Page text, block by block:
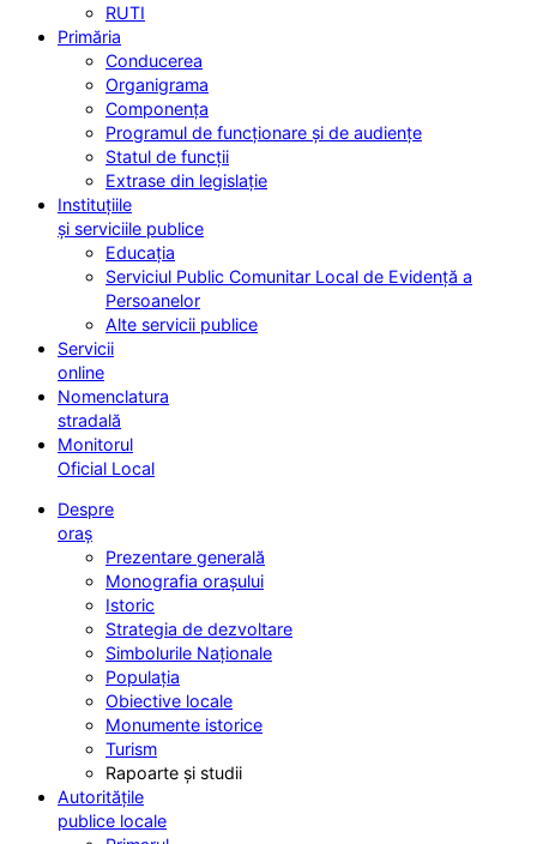
RUTI
Primăria
Conducerea
Organigrama
Componența
Programul de funcționare și de audiențe
Statul de funcții
Extrase din legislație
Instituțiile
și serviciile publice
Educația
Serviciul Public Comunitar Local de Evidență a
Persoanelor
Alte servicii publice
Servicii
online
Nomenclatura
stradală
Monitorul
Oficial Local
Despre
oraș
Prezentare generală
Monografia orașului
Istoric
Strategia de dezvoltare
Simbolurile Naționale
Populația
Obiective locale
Monumente istorice
Turism
Rapoarte și studii
Autoritățile
publice locale